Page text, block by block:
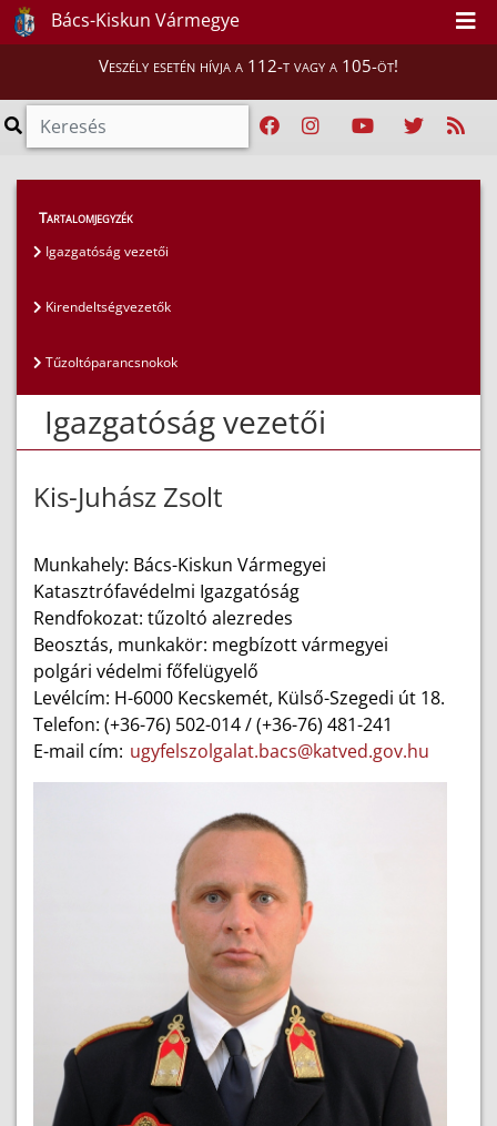
Bács-Kiskun Vármegye
Veszély esetén hívja a 112-t vagy a 105-öt!
Magunkról
Igazgatóság vezetői
Tartalomjegyzék
Igazgatóság vezetői
Kirendeltségvezetők
Tűzoltóparancsnokok
Igazgatóság vezetői
Kis-Juhász Zsolt
Munkahely: Bács-Kiskun Vármegyei
Katasztrófavédelmi Igazgatóság
Rendfokozat: tűzoltó alezredes
Beosztás, munkakör: megbízott vármegyei
polgári védelmi főfelügyelő
Levélcím: H-6000 Kecskemét, Külső-Szegedi út 18.
Telefon: (+36-76) 502-014 / (+36-76) 481-241
E-mail cím: ugyfelszolgalat.bacs@katved.gov.hu